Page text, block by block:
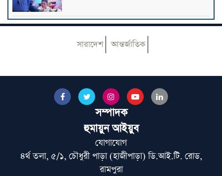
কওমি শিক্ষার্থীরা দেশের অনেক বড় সম্পদ: ড.
আহমদ আবদুল কাদের
বোয়ালমারীতে ট্রেনের ধাক্কায় মানসিক
ভারসাম্যহীন বৃদ্ধার মৃত্যু
রাত ১টার মধ্যে দেশের ৬ অঞ্চলে বজ্রবৃষ্টির শঙ্কা
সারাদেশ আন্তর্জাতিক
সম্পাদক
হুমায়ুন আইয়ুব
যোগাযোগ
৪র্থ তলা, ৫/১, চৌধুরী পাড়া (হাজীপাড়া) ডি.আই.টি. রোড,
রামপুরা